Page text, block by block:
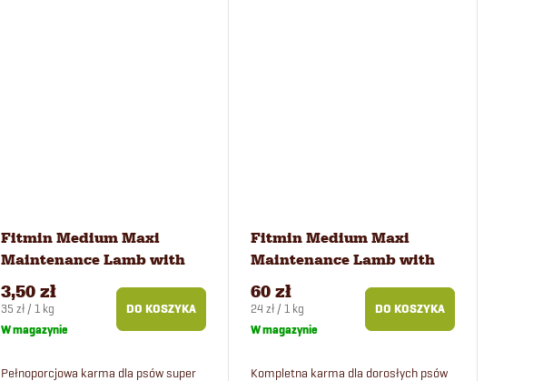
Fitmin Medium Maxi
Maintenance Lamb with
Beef karma dla psów 100 g
3,50 zł
Cena
jednostkowa:
35 zł / 1 kg
W magazynie
DO KOSZYKA
Pełnoporcjowa karma dla psów super
Fitmin Medium Maxi
Maintenance Lamb with
Beef karma dla psów 2,5 kg
60 zł
Cena
jednostkowa:
24 zł / 1 kg
W magazynie
DO KOSZYKA
Kompletna karma dla dorosłych psów